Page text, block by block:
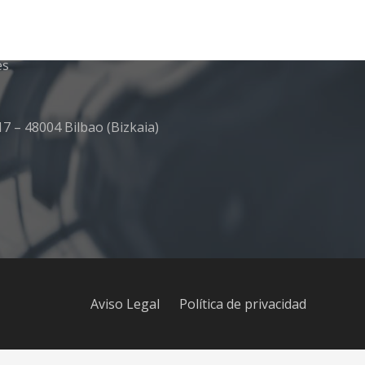
– 48004 Bilbao (Bizkaia)
Aviso Legal Política de privacidad